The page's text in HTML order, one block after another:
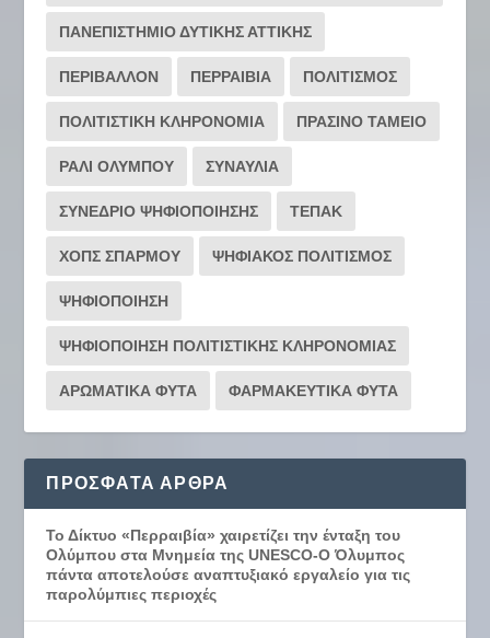
ΠΑΝΕΠΙΣΤΗΜΙΟ ΔΥΤΙΚΗΣ ΑΤΤΙΚΗΣ
ΠΕΡΙΒΑΛΛΟΝ ΠΕΡΡΑΙΒΙΑ ΠΟΛΙΤΙΣΜΟΣ
ΠΟΛΙΤΙΣΤΙΚΗ ΚΛΗΡΟΝΟΜΙΑ ΠΡΑΣΙΝΟ ΤΑΜΕΙΟ
ΡΆΛΙ ΟΛΎΜΠΟΥ ΣΥΝΑΥΛΙΑ
ΣΥΝΕΔΡΙΟ ΨΗΦΙΟΠΟΙΗΣΗΣ ΤΕΠΑΚ
ΧΟΠΣ ΣΠΑΡΜΟΥ ΨΗΦΙΑΚΟΣ ΠΟΛΙΤΙΣΜΟΣ
ΨΗΦΙΟΠΟΙΗΣΗ
ΨΗΦΙΟΠΟΙΗΣΗ ΠΟΛΙΤΙΣΤΙΚΗΣ ΚΛΗΡΟΝΟΜΙΑΣ
ΑΡΩΜΑΤΙΚΑ ΦΥΤΑ ΦΑΡΜΑΚΕΥΤΙΚΑ ΦΥΤΑ
ΠΡΌΣΦΑΤΑ ΆΡΘΡΑ
Το Δίκτυο «Περραιβία» χαιρετίζει την ένταξη του
Ολύμπου στα Μνημεία της UNESCO-Ο Όλυμπος
πάντα αποτελούσε αναπτυξιακό εργαλείο για τις
παρολύμπιες περιοχές